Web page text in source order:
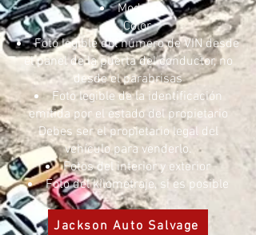
Modelo
Color
Foto legible del número de VIN desde
el panel de la puerta del conductor, no
desde el parabrisas
Foto legible de la identificación
emitida por el estado del propietario
Debes ser el propietario legal del
vehículo para venderlo.
Fotos del interior y exterior
Foto del kilometraje, si es posible
Jackson Auto Salvage